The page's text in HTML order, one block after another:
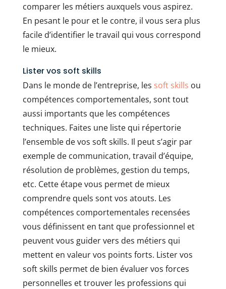
comparer les métiers auxquels vous aspirez.
En pesant le pour et le contre, il vous sera plus
facile d’identifier le travail qui vous correspond
le mieux.
Lister vos soft skills
Dans le monde de l’entreprise, les soft skills ou
compétences comportementales, sont tout
aussi importants que les compétences
techniques. Faites une liste qui répertorie
l’ensemble de vos soft skills. Il peut s’agir par
exemple de communication, travail d’équipe,
résolution de problèmes, gestion du temps,
etc. Cette étape vous permet de mieux
comprendre quels sont vos atouts. Les
compétences comportementales recensées
vous définissent en tant que professionnel et
peuvent vous guider vers des métiers qui
mettent en valeur vos points forts. Lister vos
soft skills permet de bien évaluer vos forces
personnelles et trouver les professions qui